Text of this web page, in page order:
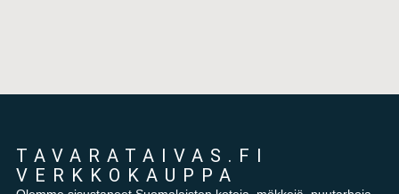
TAVARATAIVAS.FI
VERKKOKAUPPA